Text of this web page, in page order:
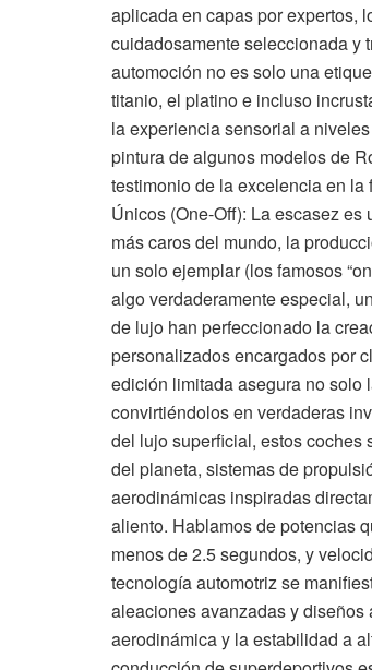
aplicada en capas por expertos,
cuidadosamente seleccionada y
automoción no es solo una
titanio, el platino e incluso
la experiencia sensorial a
pintura de algunos modelos de
testimonio de la excelencia en
Únicos (One-Off): La escasez
más caros del mundo, la
un solo ejemplar (los famosos
algo verdaderamente especial,
de lujo han perfeccionado la
personalizados encargados por
edición limitada asegura no solo
convirtiéndolos en verdaderas
del lujo superficial, estos coches
del planeta, sistemas de
aerodinámicas inspiradas
aliento. Hablamos de potencias
menos de 2.5 segundos, y
tecnología automotriz se
aleaciones avanzadas y
aerodinámica y la estabilidad a